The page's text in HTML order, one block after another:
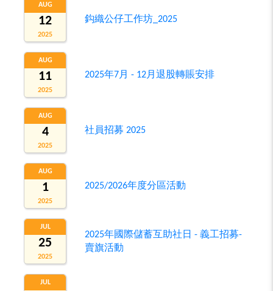
AUG
12
2025
鈎織公仔工作坊_2025
AUG
11
2025
2025年7月 - 12月退股轉賬安排
AUG
4
2025
社員招募 2025
AUG
1
2025
2025/2026年度分區活動
JUL
25
2025
2025年國際儲蓄互助社日 - 義工招募-
賣旗活動
JUL